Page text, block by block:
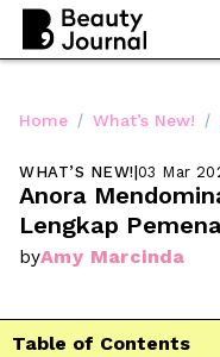
Home / What’s New! /
WHAT’S NEW!|03 Mar
Anora
byAmy Marcinda
Table of Contents